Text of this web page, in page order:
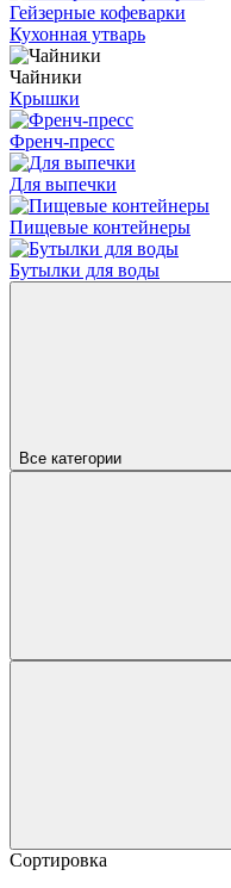
Гейзерные кофеварки
Кухонная утварь
Чайники
Крышки
Френч-пресс
Для выпечки
Пищевые контейнеры
Бутылки для воды
Все категории
Сортировка